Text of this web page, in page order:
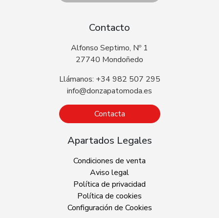
Contacto
Alfonso Septimo, Nº 1
27740 Mondoñedo
Llámanos: +34 982 507 295
info@donzapatomoda.es
Contacta
Apartados Legales
Condiciones de venta
Aviso legal
Política de privacidad
Política de cookies
Configuración de Cookies